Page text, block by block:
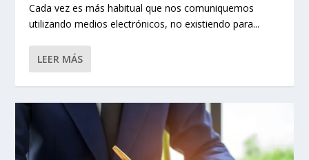
Cada vez es más habitual que nos comuniquemos
utilizando medios electrónicos, no existiendo para...
LEER MÁS